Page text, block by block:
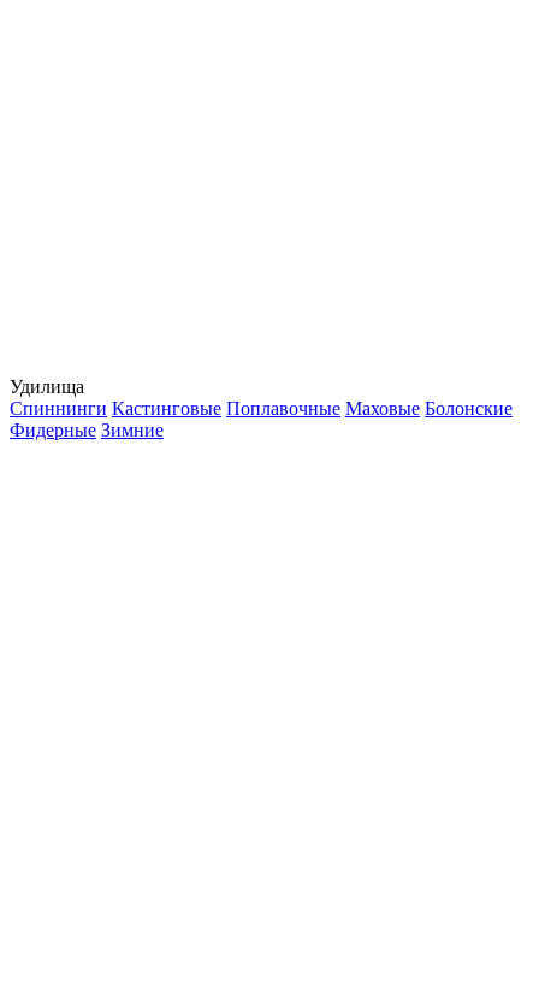
Удилища
Спиннинги Кастинговые Поплавочные Маховые Болонские
Фидерные Зимние